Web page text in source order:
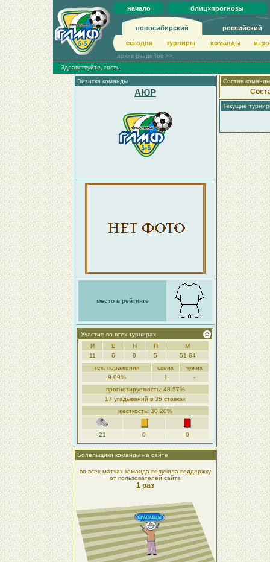
начало блиц×прогнозы
новосибирский российский
сегодня турниры команды
архив разделов >>
Здравствуйте, гость
Визитка команды
АЮР
место в рейтинге
Участие во всех турнирах
И
В Н П
М
11
6 0 5
51-64
тех. поражения
своих
чужих
9.09%
1
-
прогнозируемость: 48.57%
17 угадываний в 35 ставках
жесткость: 30.20%
21 0 0
Болельщики команды на сайте
во всех матчах команда получила поддержку
от пользователей сайта
1 раз
Состав команды
Текущие